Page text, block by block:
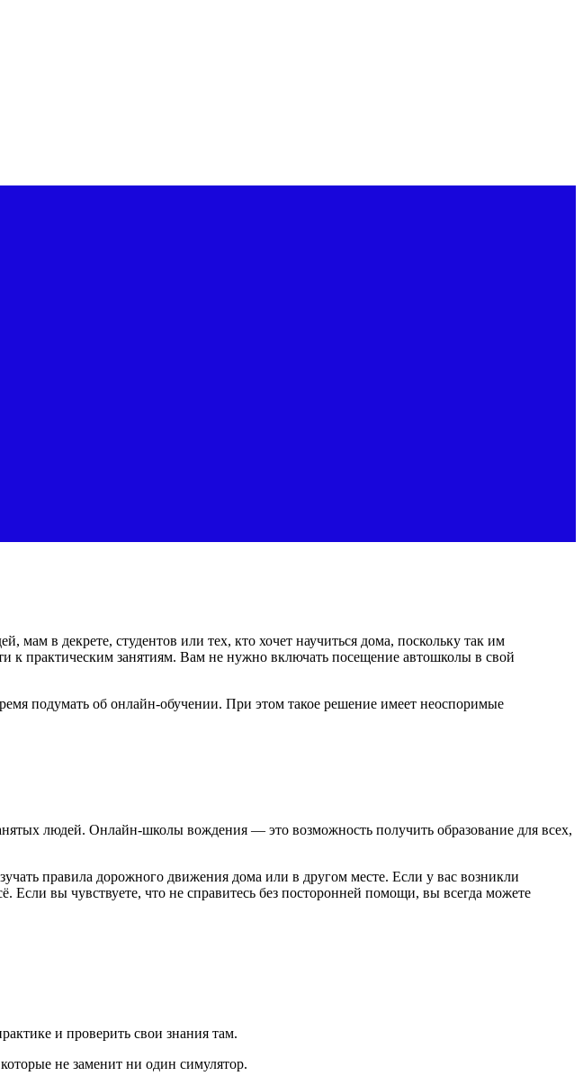
в декрете, студентов или тех, кто хочет научиться дома, поскольку так им
к практическим занятиям. Вам не нужно включать посещение автошколы в свой
подумать об онлайн-обучении. При этом такое решение имеет неоспоримые
людей. Онлайн-школы вождения — это возможность получить образование для всех,
правила дорожного движения дома или в другом месте. Если у вас возникли
Если вы чувствуете, что не справитесь без посторонней помощи, вы всегда можете
и проверить свои знания там.
не заменит ни один симулятор.